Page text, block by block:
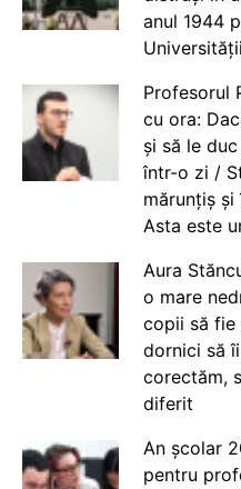
anul 1944
Universității
Profesorul
cu ora:
și să le
într-o zi /
mărunțiș și
Asta este
Aura
o mare
copii să fie
dornici să
corectăm,
diferit
An școlar
pentru